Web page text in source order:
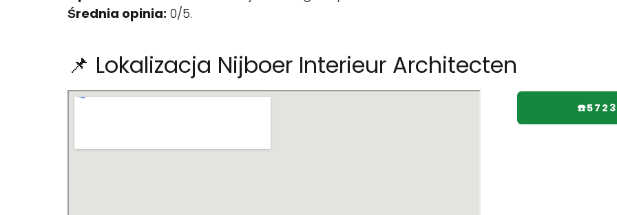
Średnia opinia: 0/5.
📌 Lokalizacja Nijboer Interieur Architecten